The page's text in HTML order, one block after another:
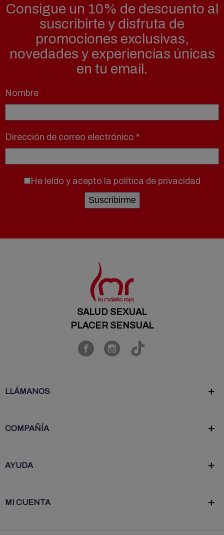
Consigue un 10% de descuento al
suscribirte y disfruta de
promociones exclusivas,
novedades y experiencias únicas
en tu email.
Nombre
Dirección de correo electrónico *
He leído y acepto la política de privacidad
SALUD SEXUAL
PLACER SENSUAL
LLÁMANOS
COMPAÑÍA
AYUDA
MI CUENTA